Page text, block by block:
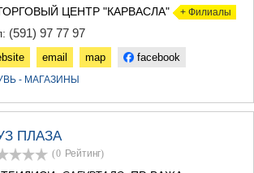
ЦЕНТР "КАРВАСЛА" + Филиалы
(591) 97 77 97
email map facebook
- МАГАЗИНЫ
ПЛАЗА
(0 Рейтинг)